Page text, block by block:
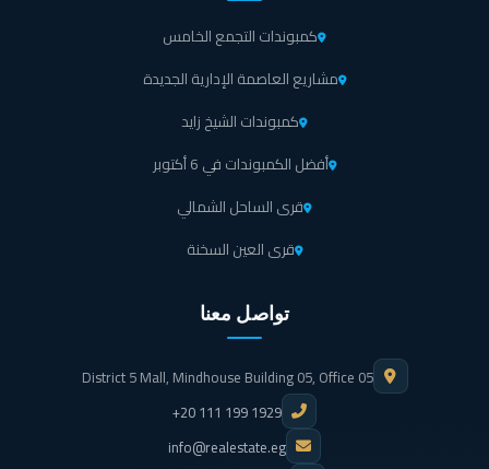
كمبوندات التجمع الخامس
مشاريع العاصمة الإدارية الجديدة
كمبوندات الشيخ زايد
أفضل الكمبوندات في 6 أكتوبر
قرى الساحل الشمالي
قرى العين السخنة
تواصل معنا
District 5 Mall, Mindhouse Building 05, Office 05
+20 111 199 1929
info@realestate.eg